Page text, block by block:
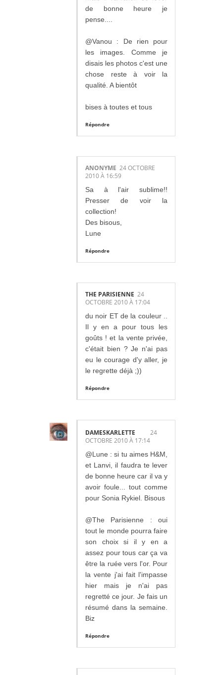
de bonne heure je
pense....
@Vanou : De rien pour
les images. Comme je
disais les photos c'est une
chose reste à voir la
qualité. A bientôt
bises à toutes et tous
Répondre
ANONYME 24 OCTOBRE
2010 À 16:59
Sa à l'air sublime!!
Presser de voir la
collection!
Des bisous,
Lune
Répondre
THE PARISIENNE 24
OCTOBRE 2010 À 17:04
du noir ET de la couleur ..
Il y en a pour tous les
goûts ! et la vente privée,
c'était bien ? Je n'ai pas
eu le courage d'y aller, je
le regrette déjà ;))
Répondre
DAMESKARLETTE
24
OCTOBRE 2010 À 17:14
@Lune : si tu aimes H&M,
et Lanvi, il faudra te lever
de bonne heure car il va y
avoir foule... tout comme
pour Sonia Rykiel. Bisous
@The Parisienne : oui
tout le monde pourra faire
son choix si il y en a
assez pour tous car ça va
être la ruée vers l'or. Pour
la vente j'ai fait l'impasse
hier mais je n'ai pas
regretté ce jour. Je fais un
résumé dans la semaine.
Biz
Répondre